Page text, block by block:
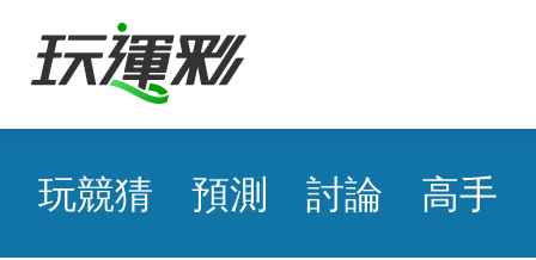
玩競猜 預測 討論 高手